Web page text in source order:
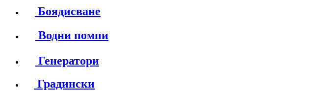
Боядисване
Водни помпи
Генератори
Градински